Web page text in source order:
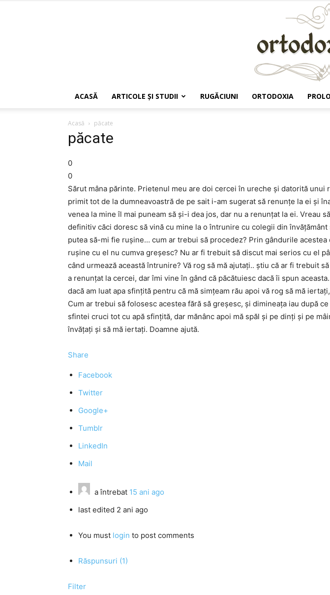
ACASĂ ARTICOLE ŞI STUDII RUGĂCIUNI ORTODOXIA
Acasă păcate
păcate
0
0
Sărut mâna părinte. Prietenul meu are doi cercei în ureche și datorită unui
primit tot de la dumneavoastră de pe sait i-am sugerat să renunțe la ei și
venea la mine îl mai puneam să și-i dea jos, dar nu a renunțat la ei. Vreau
definitiv căci doresc să vină cu mine la o întrunire cu colegii din învățământ
putea să-mi fie rușine… cum ar trebui să procedez? Prin gândurile acestea
rușine cu el nu cumva greșesc? Nu ar fi trebuit să discut mai serios cu el
când urmează această întrunire? Vă rog să mă ajutați.. știu că ar fi trebuit
a renunțat la cercei, dar îmi vine în gând că păcătuiesc dacă îi spun
dacă am luat apa sfințită pentru că mă simțeam rău apoi vă rog să mă
Cum ar trebui să folosesc acestea fără să greșesc, și dimineața iau după
sfintei cruci tot cu apă sfințită, dar mănânc apoi mă spăl și pe dinți și pe
învățați și să mă iertați. Doamne ajută.
Share
Facebook
Twitter
Google+
Tumblr
LinkedIn
Mail
a întrebat 15 ani ago
last edited 2 ani ago
You must login to post comments
Răspunsuri (1)
Filter